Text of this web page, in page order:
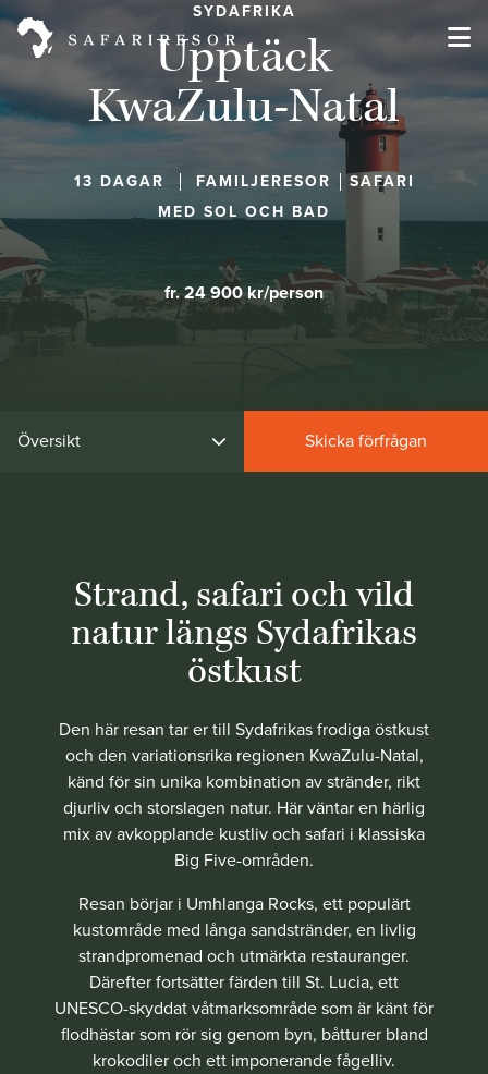
SYDAFRIKA
Upptäck
KwaZulu-Natal
13 DAGAR FAMILJERESOR
SAFARI
MED SOL OCH BAD
fr. 24 900 kr/person
Översikt Skicka förfrågan
Strand, safari och vild
natur längs Sydafrikas
östkust
Den här resan tar er till Sydafrikas frodiga östkust
och den variationsrika regionen KwaZulu-Natal,
känd för sin unika kombination av stränder, rikt
djurliv och storslagen natur. Här väntar en härlig
mix av avkopplande kustliv och safari i klassiska
Big Five-områden.
Resan börjar i Umhlanga Rocks, ett populärt
kustområde med långa sandstränder, en livlig
strandpromenad och utmärkta restauranger.
Därefter fortsätter färden till St. Lucia, ett
UNESCO-skyddat våtmarksområde som är känt för
flodhästar som rör sig genom byn, båtturer bland
krokodiler och ett imponerande fågelliv.